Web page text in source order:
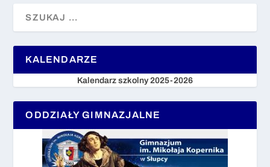
KALENDARZE
Kalendarz szkolny 2025-2026
ODDZIAŁY GIMNAZJALNE